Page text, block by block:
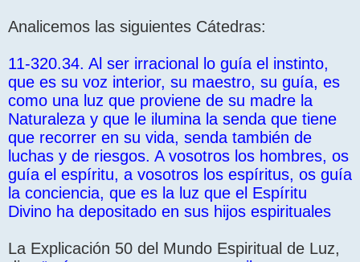
Analicemos las siguientes Cátedras:
11-320.34. Al ser irracional lo guía el instinto,
que es su voz interior, su maestro, su guía, es
como una luz que proviene de su madre la
Naturaleza y que le ilumina la senda que tiene
que recorrer en su vida, senda también de
luchas y de riesgos. A vosotros los hombres, os
guía el espíritu, a vosotros los espíritus, os guía
la conciencia, que es la luz que el Espíritu
Divino ha depositado en sus hijos espirituales
La Explicación 50 del Mundo Espiritual de Luz,